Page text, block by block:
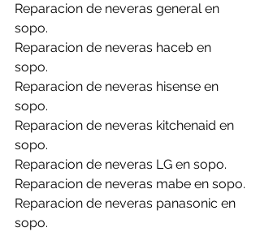
Reparacion de neveras general en
sopo.
Reparacion de neveras haceb en
sopo.
Reparacion de neveras hisense en
sopo.
Reparacion de neveras kitchenaid en
sopo.
Reparacion de neveras LG en sopo.
Reparacion de neveras mabe en sopo.
Reparacion de neveras panasonic en
sopo.